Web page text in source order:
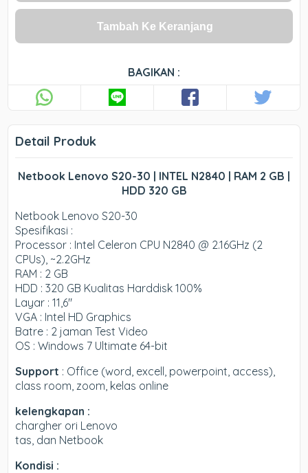
Tambah Ke Keranjang
BAGIKAN :
Detail Produk
Netbook Lenovo S20-30 | INTEL N2840 | RAM 2 GB |
HDD 320 GB
Netbook Lenovo S20-30
Spesifikasi :
Processor : Intel Celeron CPU N2840 @ 2.16GHz (2
CPUs), ~2.2GHz
RAM : 2 GB
HDD : 320 GB Kualitas Harddisk 100%
Layar : 11,6″
VGA : Intel HD Graphics
Batre : 2 jaman Test Video
OS : Windows 7 Ultimate 64-bit
Support : Office (word, excell, powerpoint, access),
class room, zoom, kelas online
kelengkapan :
chargher ori Lenovo
tas, dan Netbook
Kondisi :